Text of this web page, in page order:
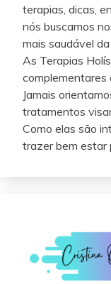
terapias, dicas,
nós buscamos
mais saudável
As Terapias
complementares
Jamais
tratamentos
Como elas são
trazer bem estar